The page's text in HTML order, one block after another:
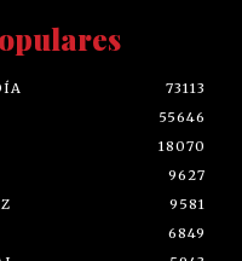
73113
55646
18070
9627
9581
6849